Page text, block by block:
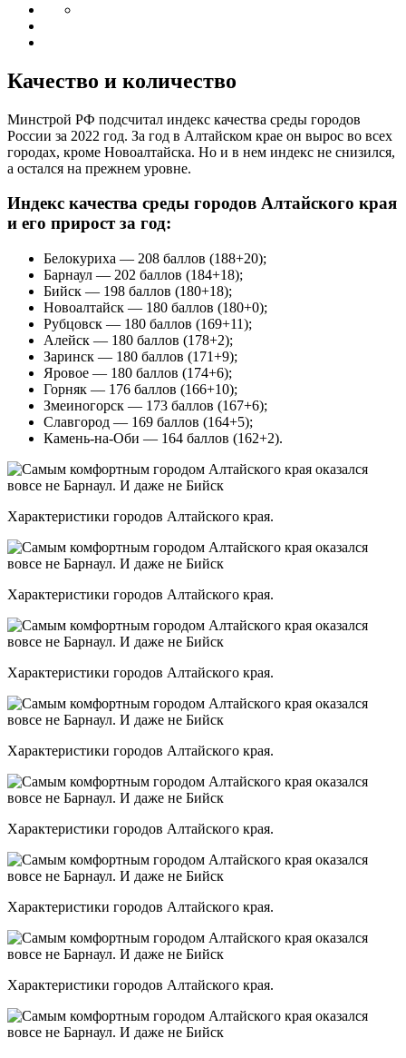
Качество и количество
Минстрой РФ подсчитал индекс качества среды городов
России за 2022 год. За год в Алтайском крае он вырос во всех
городах, кроме Новоалтайска. Но и в нем индекс не снизился,
а остался на прежнем уровне.
Индекс качества среды городов Алтайского края
и его прирост за год:
Белокуриха — 208 баллов (188+20);
Барнаул — 202 баллов (184+18);
Бийск — 198 баллов (180+18);
Новоалтайск — 180 баллов (180+0);
Рубцовск — 180 баллов (169+11);
Алейск — 180 баллов (178+2);
Заринск — 180 баллов (171+9);
Яровое — 180 баллов (174+6);
Горняк — 176 баллов (166+10);
Змеиногорск — 173 баллов (167+6);
Славгород — 169 баллов (164+5);
Камень-на-Оби — 164 баллов (162+2).
Характеристики городов Алтайского края.
Характеристики городов Алтайского края.
Характеристики городов Алтайского края.
Характеристики городов Алтайского края.
Характеристики городов Алтайского края.
Характеристики городов Алтайского края.
Характеристики городов Алтайского края.